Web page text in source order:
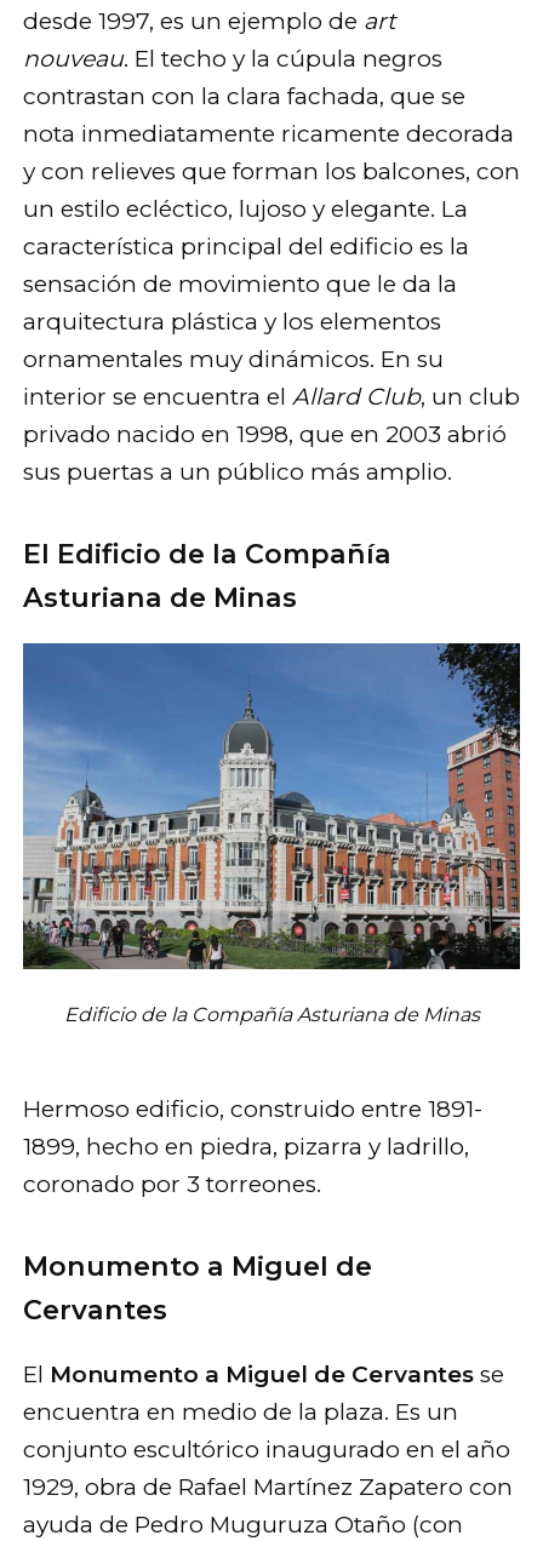
desde 1997, es un ejemplo de art
nouveau. El techo y la cúpula negros
contrastan con la clara fachada, que se
nota inmediatamente ricamente decorada
y con relieves que forman los balcones, con
un estilo ecléctico, lujoso y elegante. La
característica principal del edificio es la
sensación de movimiento que le da la
arquitectura plástica y los elementos
ornamentales muy dinámicos. En su
interior se encuentra el Allard Club, un club
privado nacido en 1998, que en 2003 abrió
sus puertas a un público más amplio.
El Edificio de la Compañía
Asturiana de Minas
Edificio de la Compañía Asturiana de Minas
Hermoso edificio, construido entre 1891-
1899, hecho en piedra, pizarra y ladrillo,
coronado por 3 torreones.
Monumento a Miguel de
Cervantes
El Monumento a Miguel de Cervantes se
encuentra en medio de la plaza. Es un
conjunto escultórico inaugurado en el año
1929, obra de Rafael Martínez Zapatero con
ayuda de Pedro Muguruza Otaño (con